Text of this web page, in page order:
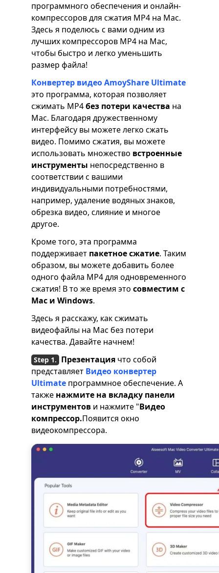
программного обеспечения и онлайн-
компрессоров для сжатия MP4 на Mac.
Здесь я поделюсь с вами одним из
лучших компрессоров MP4 на Mac,
чтобы быстро и легко уменьшить
размер файла!
Конвертер видео AmoyShare Ultimate
это программа, которая позволяет
сжимать MP4без потери качества на
Mac. Благодаря дружественному
интерфейсу вы можете легко сжать
видео. Помимо сжатия, вы можете
использовать множество встроенные
инструменты непосредственно в
соответствии с вашими
индивидуальными потребностями,
например, удаление водяных знаков,
обрезка видео, слияние и многое
другое.
Кроме того, эта программа
поддерживает пакетное сжатие. Таким
образом, вы можете добавить более
одного файла MP4 для одновременного
сжатия! В то же время это совместим с
Mac и Windows.
Здесь я расскажу, как сжимать
видеофайлы на Mac без потери
качества. Давайте начнем!
Презентация что собой
представляет Видео конвертер
Ultimate программное обеспечение. А
также нажмите на вкладку панели
инструментов и нажмите "Видео
компрессор.Появится окно
видеокомпрессора.